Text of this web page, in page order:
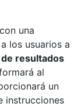
una
los usuarios a
resultados
al
un
instrucciones